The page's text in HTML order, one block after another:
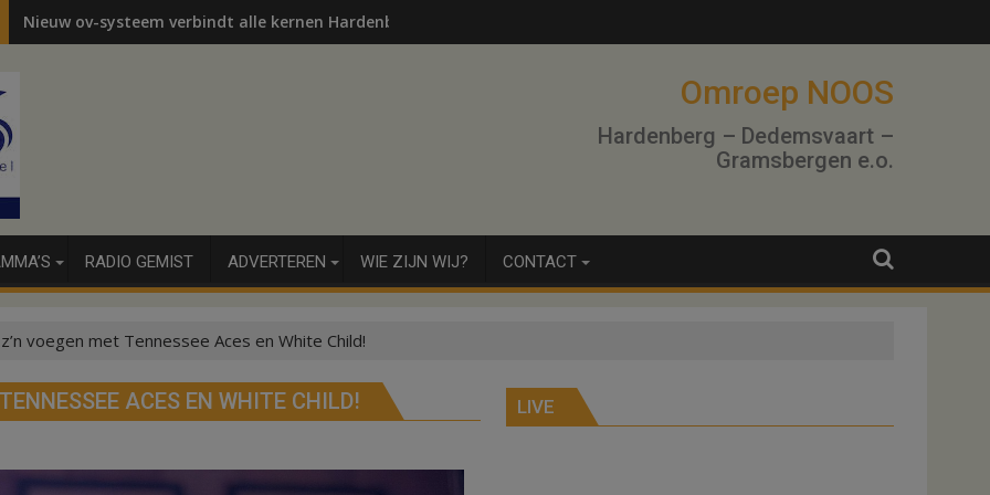
Nieuw ov-systeem verbindt alle kernen Hardenberg
Omroep NOOS
Hardenberg – Dedemsvaart –
Gramsbergen e.o.
RADIO GEMIST ADVERTEREN WIE ZIJN WIJ? CONTACT
voegen met Tennessee Aces en White Child!
ACES EN WHITE CHILD! LIVE